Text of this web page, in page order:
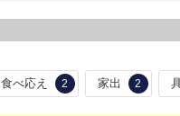
食べ応え 2 家出 2